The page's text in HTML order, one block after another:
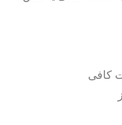
کافی